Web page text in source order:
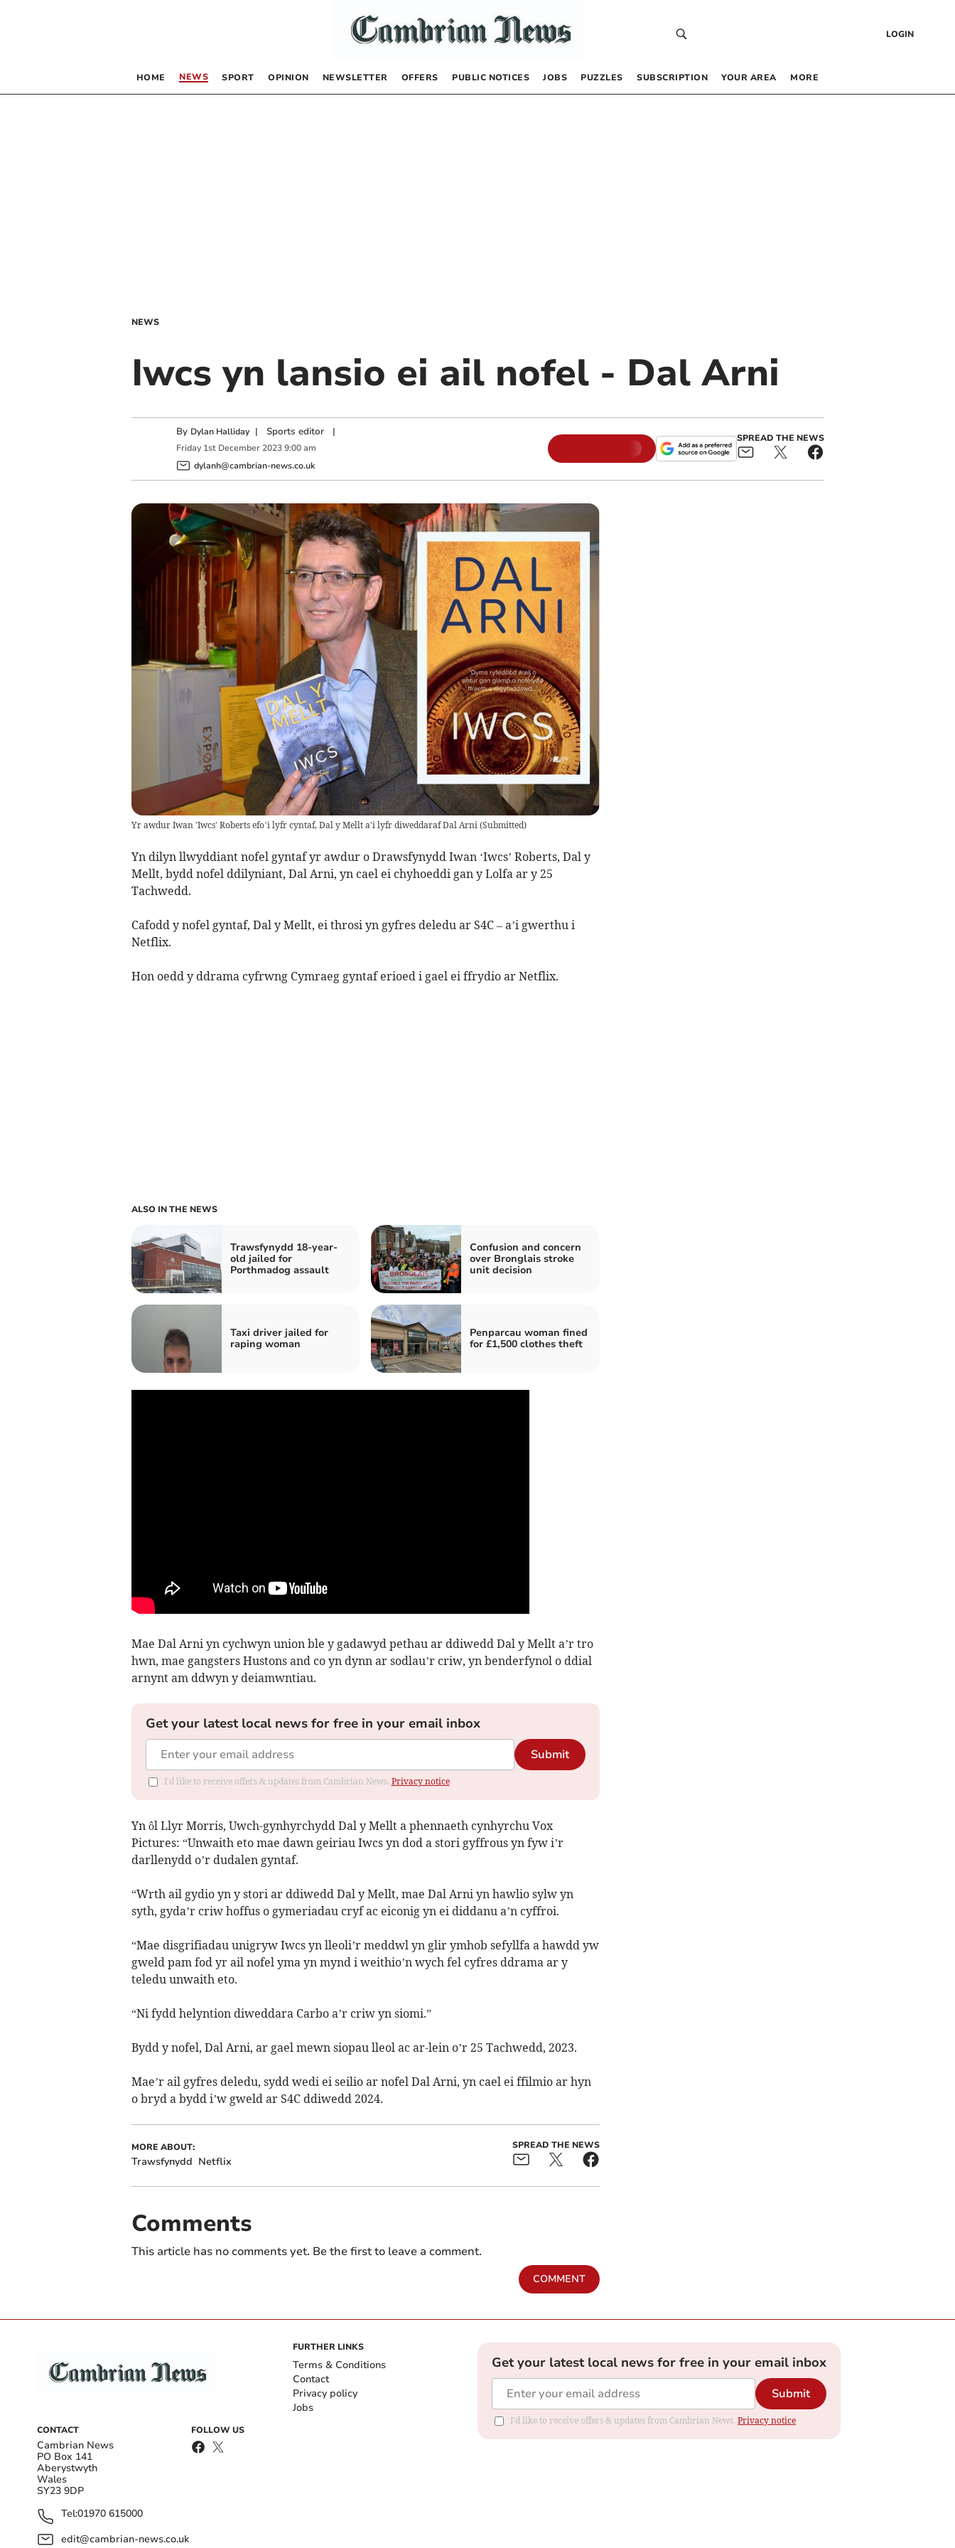
LOGIN
HOME NEWS SPORT OPINION NEWSLETTER OFFERS PUBLIC NOTICES JOBS PUZZLES SUBSCRIPTION YOUR AREA MORE
NEWS
Iwcs yn lansio ei ail nofel - Dal Arni
By Dylan Halliday | Sports editor|
Friday 1st December 2023 9:00 am
dylanh@cambrian-news.co.uk
SPREAD THE NEWS
Yr awdur Iwan 'Iwcs' Roberts efo’i lyfr cyntaf, Dal y Mellt a'i lyfr diweddaraf Dal Arni (Submitted)
Yn dilyn llwyddiant nofel gyntaf yr awdur o Drawsfynydd Iwan ‘Iwcs’ Roberts, Dal y
Mellt, bydd nofel ddilyniant, Dal Arni, yn cael ei chyhoeddi gan y Lolfa ar y 25
Tachwedd.
Cafodd y nofel gyntaf, Dal y Mellt, ei throsi yn gyfres deledu ar S4C – a’i gwerthu i
Netflix.
Hon oedd y ddrama cyfrwng Cymraeg gyntaf erioed i gael ei ffrydio ar Netflix.
ALSO IN THE NEWS
Trawsfynydd 18-year-
old jailed for
Porthmadog assault
Confusion and concern
over Bronglais stroke
unit decision
Taxi driver jailed for
raping woman
Penparcau woman fined
for £1,500 clothes theft
Mae Dal Arni yn cychwyn union ble y gadawyd pethau ar ddiwedd Dal y Mellt a’r tro
hwn, mae gangsters Hustons and co yn dynn ar sodlau’r criw, yn benderfynol o ddial
arnynt am ddwyn y deiamwntiau.
Get your latest local news for free in your email inbox
Submit
I'd like to receive offers & updates from Cambrian News. Privacy notice
Yn ôl Llyr Morris, Uwch-gynhyrchydd Dal y Mellt a phennaeth cynhyrchu Vox
Pictures: “Unwaith eto mae dawn geiriau Iwcs yn dod a stori gyffrous yn fyw i’r
darllenydd o’r dudalen gyntaf.
“Wrth ail gydio yn y stori ar ddiwedd Dal y Mellt, mae Dal Arni yn hawlio sylw yn
syth, gyda’r criw hoffus o gymeriadau cryf ac eiconig yn ei diddanu a’n cyffroi.
“Mae disgrifiadau unigryw Iwcs yn lleoli’r meddwl yn glir ymhob sefyllfa a hawdd yw
gweld pam fod yr ail nofel yma yn mynd i weithio’n wych fel cyfres ddrama ar y
teledu unwaith eto.
“Ni fydd helyntion diweddara Carbo a’r criw yn siomi.”
Bydd y nofel, Dal Arni, ar gael mewn siopau lleol ac ar-lein o’r 25 Tachwedd, 2023.
Mae’r ail gyfres deledu, sydd wedi ei seilio ar nofel Dal Arni, yn cael ei ffilmio ar hyn
o bryd a bydd i’w gweld ar S4C ddiwedd 2024.
MORE ABOUT:
Trawsfynydd Netflix
SPREAD THE NEWS
Comments
This article has no comments yet. Be the first to leave a comment.
COMMENT
CONTACT
Cambrian News
PO Box 141
Aberystwyth
Wales
SY23 9DP
Tel:01970 615000
edit@cambrian-news.co.uk
FOLLOW US
FURTHER LINKS
Terms & Conditions
Contact
Privacy policy
Jobs
Get your latest local news for free in your email inbox
Submit
I'd like to receive offers & updates from Cambrian News. Privacy notice